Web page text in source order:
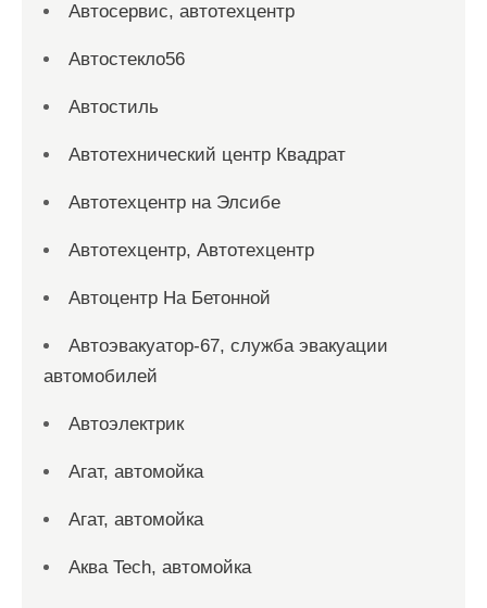
Автосервис, автотехцентр
Автостекло56
Автостиль
Автотехнический центр Квадрат
Автотехцентр на Элсибе
Автотехцентр, Автотехцентр
Автоцентр На Бетонной
Автоэвакуатор-67, служба эвакуации
автомобилей
Автоэлектрик
Агат, автомойка
Агат, автомойка
Аква Tech, автомойка